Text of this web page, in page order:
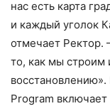
нас есть карта
и каждый уголок
отмечает Ректор.
то, как мы строим
Program